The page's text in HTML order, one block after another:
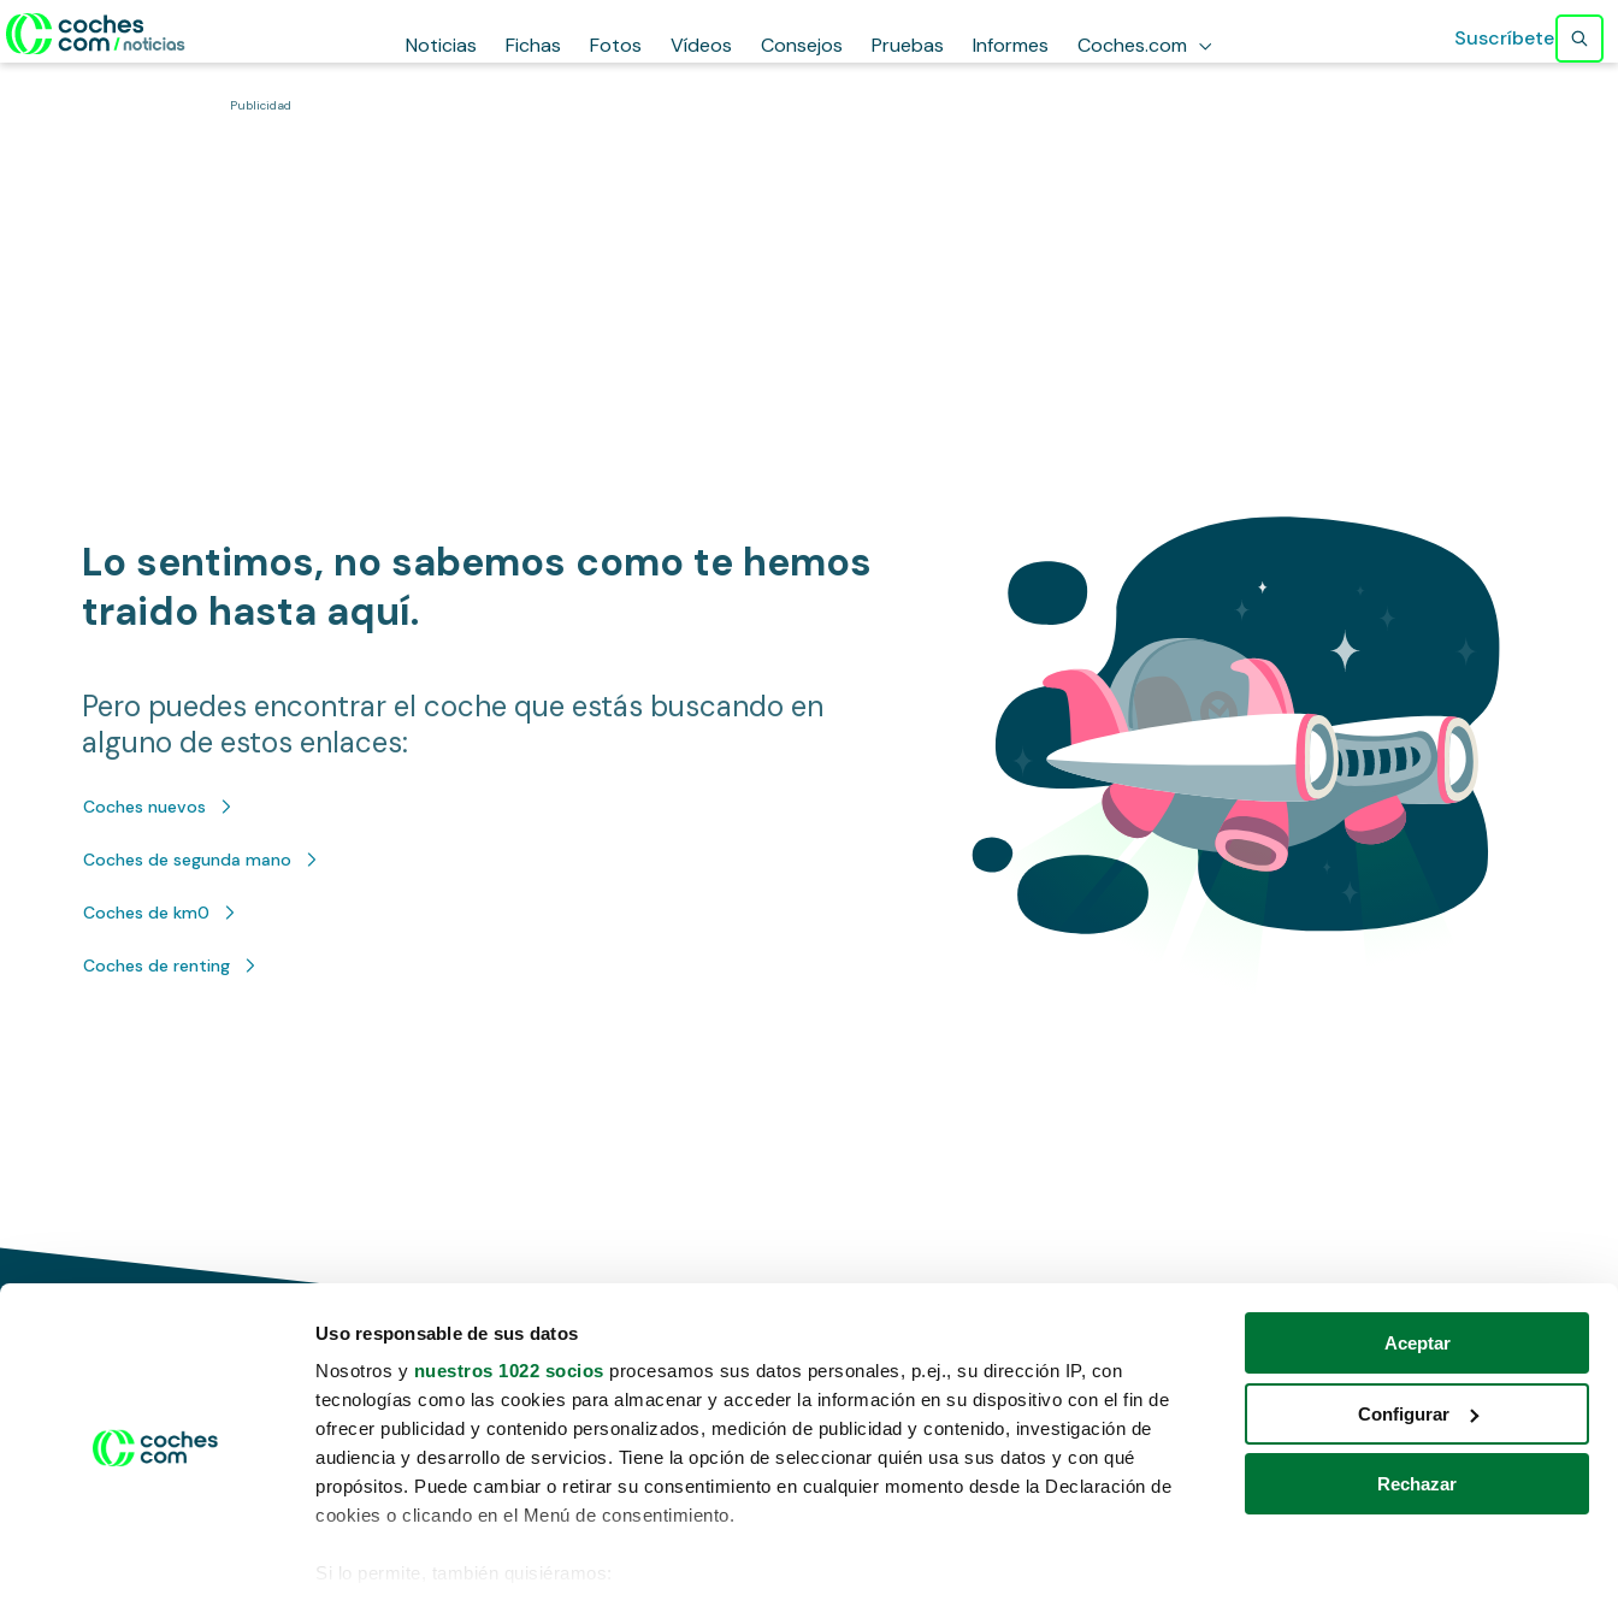
Uso responsable de sus datos
Nosotros y nuestros 1022 socios procesamos sus datos personales, p.ej., su dirección IP, con
tecnologías como las cookies para almacenar y acceder la información en su dispositivo con el fin de
ofrecer publicidad y contenido personalizados, medición de publicidad y contenido, investigación de
audiencia y desarrollo de servicios. Tiene la opción de seleccionar quién usa sus datos y con qué
propósitos. Puede cambiar o retirar su consentimiento en cualquier momento desde la Declaración de
cookies o clicando en el Menú de consentimiento.
Si lo permite, también quisiéramos:
Aceptar
Configurar
Rechazar
Noticias Fichas Fotos Vídeos Consejos Pruebas Informes Coches.com Suscríbete
Publicidad
Lo sentimos, no sabemos como te hemos
traido hasta aquí.
Pero puedes encontrar el coche que estás buscando en
alguno de estos enlaces:
Coches nuevos
Coches de segunda mano
Coches de km0
Coches de renting
Conduce tu futuro,
desata tu movilidad